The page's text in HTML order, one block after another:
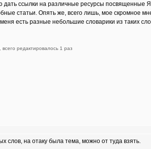
дать ссылки на различные ресурсы
статьи. Опять же, всего лишь, мое скромное
есть разные небольшие словарики из таких
редактировалось 1 раз
слов, на отаку была тема, можно от туда взять.